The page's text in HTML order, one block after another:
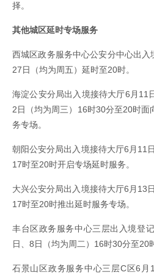
择。
其他城区延时专场服务
西城区政务服务中心公安分中心出入
27日（均为周五）延时至20时。
海淀公安分局出入境接待大厅6月11
2日（均为周三）16时30分至20时面
务专场。
朝阳公安分局出入境接待大厅6月11
17时至20时开启专场延时服务。
大兴公安分局出入境接待大厅6月13
17时至20时推出延时服务专场。
丰台区政务服务中心三层出入境登
日、8日（均为周二）16时30分至20
石景山区政务服务中心三层C区6月